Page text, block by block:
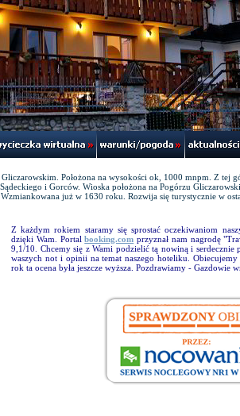
Gliczarowskim. Położona na wysokości ok, 1000 mnpm. Z tej
i Gorców. Wioska położona na Pogórzu
już w 1630 roku. Rozwija się turystycznie w
Z każdym rokiem staramy się sprostać oczekiwaniom
dzięki Wam. Portalbooking.com przyznał nam nagrodę
9,1/10. Chcemy się z Wami podzielić tą nowiną i serdecznie
waszych not i opinii na temat naszego hoteliku.
rok ta ocena była jeszcze wyższa. Pozdrawiamy - Gazdowie